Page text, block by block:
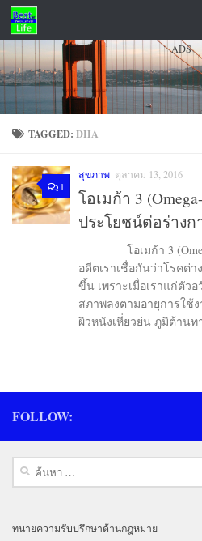
Skip to content
ADS
TAGGED:DHA
1
สุขภาพ ตุลาคม 13, 2016
โอเมก้า 3
ประโยชน์ต่อร่างก
โอเมก้า 3
อดีตเราเชื่อกันว่าโรคต่า
ขึ้น เพราะเมื่อเราแก่ตัว
สภาพลงตามอายุการใช้
ผิวหนังเหี่ยวย่น ภูมิต้านท
FOLLOW:
ค้นหา
สำหรับ:
ทนายความรับปรึกษาด้านกฎหมาย